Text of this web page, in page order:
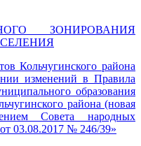
ЗОНИРОВАНИЯ
Кольчугинского района
изменений в Правила
образования
района (новая
Совета народных
03.08.2017 № 246/39»